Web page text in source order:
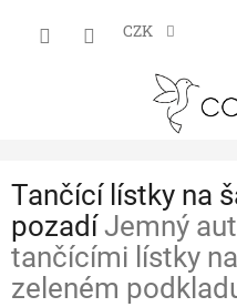
CZK
Tančící lístky na
pozadíJemný
tančícími lístky
zeleném